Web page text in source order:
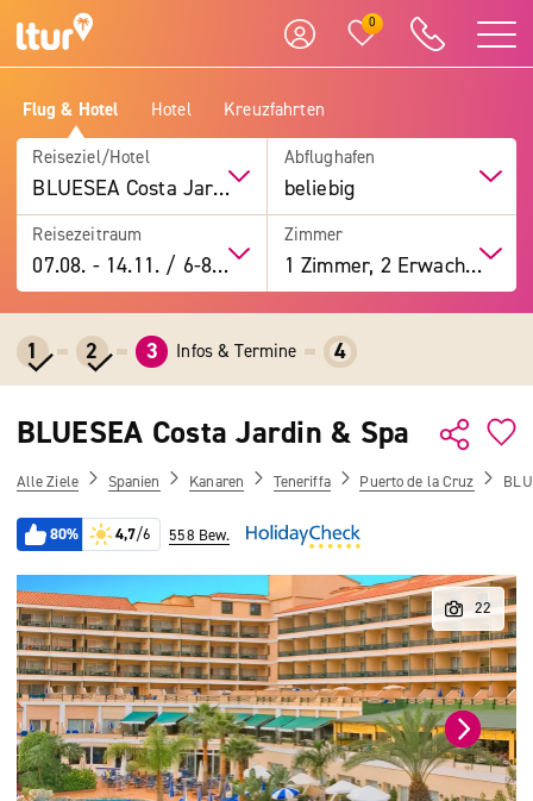
0
Flug & Hotel Hotel Kreuzfahrten
Reiseziel/Hotel
BLUESEA Costa Jardin & Spa
Abflughafen
beliebig
Reisezeitraum
07.08. -14.11. / 6-8 Tage
Zimmer
1 Zimmer, 2 Erwachsene
1 2 3 Infos & Termine 4
BLUESEA Costa Jardin & Spa
Alle Ziele Spanien Kanaren Teneriffa Puerto de la Cruz
80% 4,7/6 558 Bew.